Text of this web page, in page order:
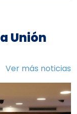
Unión
Ver más noticias